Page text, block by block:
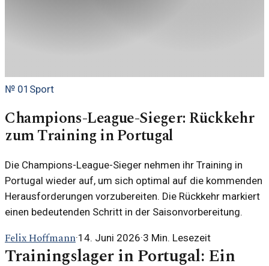
№ 01 Sport
Champions-League-Sieger: Rückkehr
zum Training in Portugal
Die Champions-League-Sieger nehmen ihr Training in
Portugal wieder auf, um sich optimal auf die kommenden
Herausforderungen vorzubereiten. Die Rückkehr markiert
einen bedeutenden Schritt in der Saisonvorbereitung.
Felix Hoffmann·14. Juni 2026·3 Min. Lesezeit
Trainingslager in Portugal: Ein